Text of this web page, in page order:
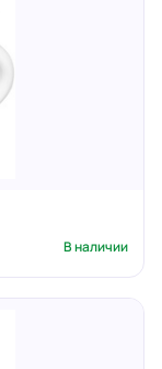
В наличии